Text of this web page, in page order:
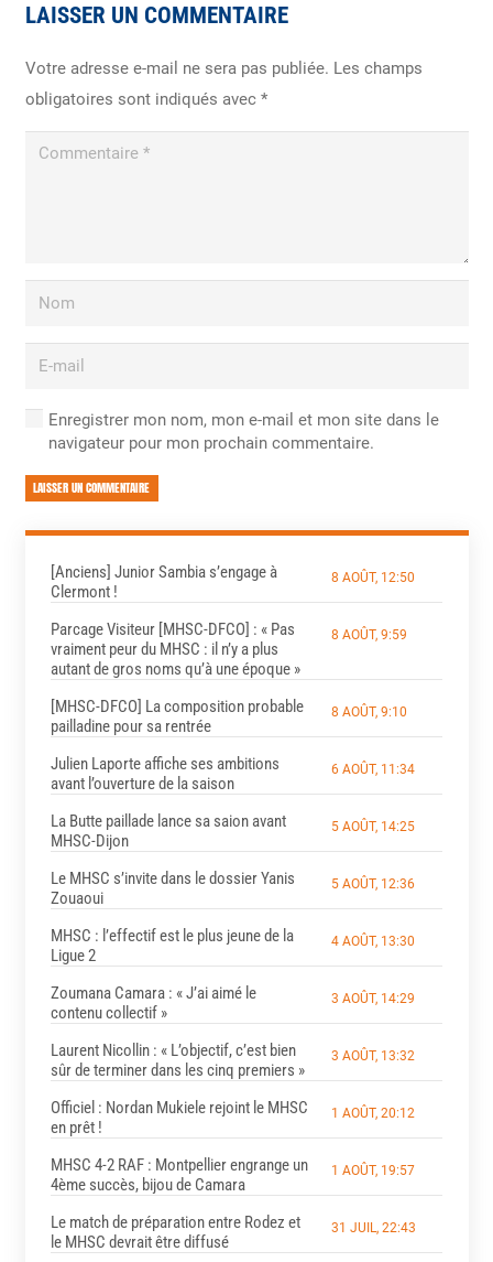
LAISSER UN COMMENTAIRE
Votre adresse e-mail ne sera pas publiée. Les champs
obligatoires sont indiqués avec *
Enregistrer mon nom, mon e-mail et mon site dans le
navigateur pour mon prochain commentaire.
LAISSER UN COMMENTAIRE
[Anciens] Junior Sambia s’engage à
Clermont !
8 AOÛT, 12:50
Parcage Visiteur [MHSC-DFCO] : « Pas
vraiment peur du MHSC : il n’y a plus
autant de gros noms qu’à une époque »
8 AOÛT, 9:59
[MHSC-DFCO] La composition probable
pailladine pour sa rentrée
8 AOÛT, 9:10
Julien Laporte affiche ses ambitions
avant l’ouverture de la saison
6 AOÛT, 11:34
La Butte paillade lance sa saion avant
MHSC-Dijon
5 AOÛT, 14:25
Le MHSC s’invite dans le dossier Yanis
Zouaoui
5 AOÛT, 12:36
MHSC : l’effectif est le plus jeune de la
Ligue 2
4 AOÛT, 13:30
Zoumana Camara : « J’ai aimé le
contenu collectif »
3 AOÛT, 14:29
Laurent Nicollin : « L’objectif, c’est bien
sûr de terminer dans les cinq premiers »
3 AOÛT, 13:32
Officiel : Nordan Mukiele rejoint le MHSC
en prêt !
1 AOÛT, 20:12
MHSC 4-2 RAF : Montpellier engrange un
4ème succès, bijou de Camara
1 AOÛT, 19:57
Le match de préparation entre Rodez et
le MHSC devrait être diffusé
31 JUIL, 22:43